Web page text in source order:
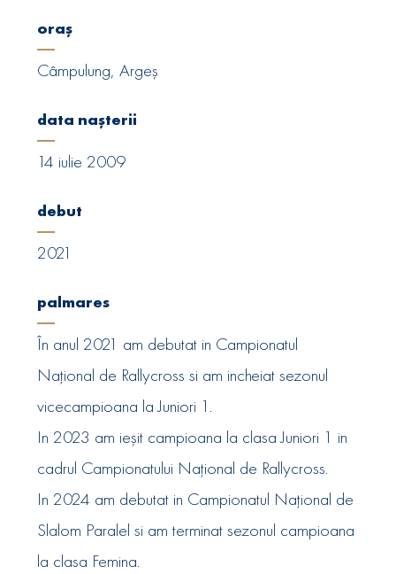
oraș
Câmpulung, Argeș
data nașterii
14 iulie 2009
debut
2021
palmares
În anul 2021 am debutat in Campionatul
Național de Rallycross si am incheiat sezonul
vicecampioana la Juniori 1.
In 2023 am ieșit campioana la clasa Juniori 1 in
cadrul Campionatului Național de Rallycross.
In 2024 am debutat in Campionatul Național de
Slalom Paralel si am terminat sezonul campioana
la clasa Femina.